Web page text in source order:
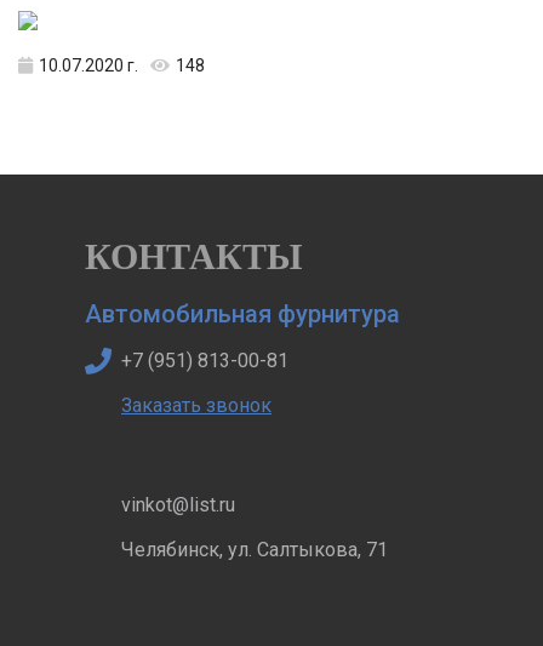
10.07.2020 г. 148
КОНТАКТЫ
Автомобильная фурнитура
+7 (951) 813-00-81
Заказать звонок
vinkot@list.ru
Челябинск, ул. Салтыкова, 71